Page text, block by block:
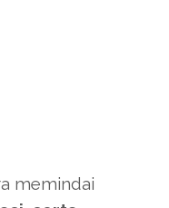
memindai